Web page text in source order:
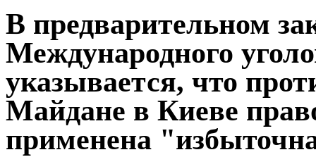
В предварительном
Международного
указывается, что
Майдане в Киеве
применена